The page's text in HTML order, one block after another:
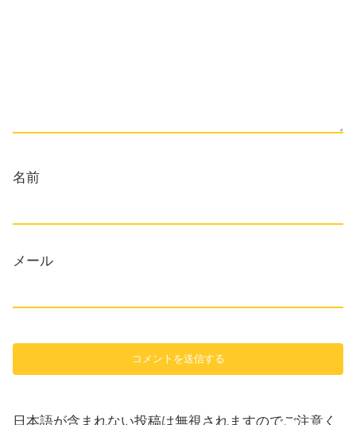
名前
メール
日本語が含まれない投稿は無視されますのでご注意く